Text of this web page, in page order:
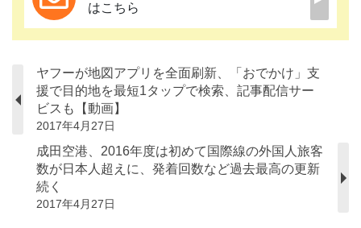
はこちら
ヤフーが地図アプリを全面刷新、「おでかけ」支
援で目的地を最短1タップで検索、記事配信サー
ビスも【動画】
2017年4月27日
成田空港、2016年度は初めて国際線の外国人旅客
数が日本人超えに、発着回数など過去最高の更新
続く
2017年4月27日